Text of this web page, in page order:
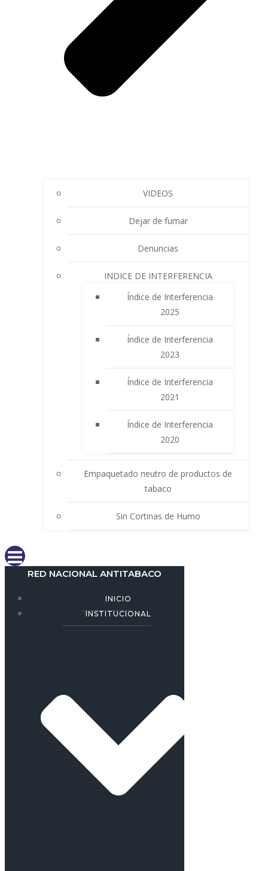
VIDEOS
Dejar de fumar
Denuncias
INDICE DE INTERFERENCIA
Índice de Interferencia
2025
Índice de Interferencia
2023
Índice de Interferencia
2021
Índice de Interferencia
2020
Empaquetado neutro de productos de
tabaco
Sin Cortinas de Humo
RED NACIONAL ANTITABACO
INICIO
INSTITUCIONAL